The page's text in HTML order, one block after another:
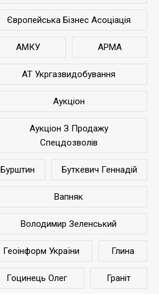
Європейська Бізнес Асоціація
АМКУ АРМА
АТ Укргазвидобування
Аукціон
Аукціон З Продажу
Спецдозволів
Бурштин Буткевич Геннадій
Вапняк
Володимир Зеленський
Геоінформ України Глина
Гоцинець Олег Граніт